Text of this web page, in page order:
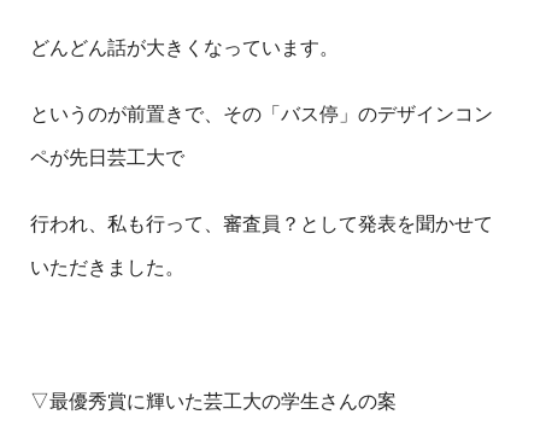
どんどん話が大きくなっています。
というのが前置きで、その「バス停」のデザインコン
ペが先日芸工大で
行われ、私も行って、審査員？として発表を聞かせて
いただきました。
▽最優秀賞に輝いた芸工大の学生さんの案